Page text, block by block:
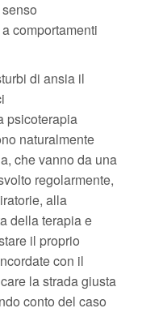
comportamenti
di ansia il
psicoterapia
naturalmente
che vanno da una
regolarmente,
alla
della terapia e
il proprio
con il
la strada giusta
conto del caso